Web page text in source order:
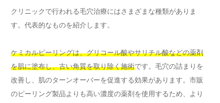
クリニックで行われる毛穴治療にはさまざまな種類がありま
す。代表的なものを紹介します。
ケミカルピーリングは、グリコール酸やサリチル酸などの薬剤
を肌に塗布し、古い角質を取り除く施術です。毛穴の詰まりを
改善し、肌のターンオーバーを促進する効果があります。市販
のピーリング製品よりも高い濃度の薬剤を使用するため、より